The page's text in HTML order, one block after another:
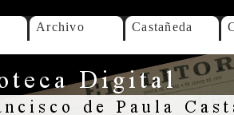
Archivo Castañeda